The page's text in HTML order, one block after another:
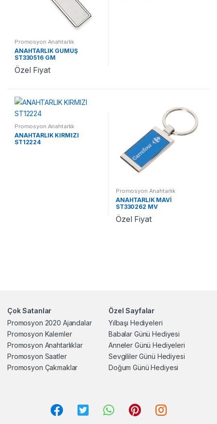
Promosyon Anahtarlık
ANAHTARLIK GÜMÜŞ
ST330516 GM
Özel Fiyat
Promosyon Anahtarlık
ANAHTARLIK KIRMIZI
ST12224
Promosyon Anahtarlık
ANAHTARLIK MAVİ
ST330262 MV
Özel Fiyat
Çok Satanlar
Promosyon 2020 Ajandalar
Promosyon Kalemler
Promosyon Anahtarlıklar
Promosyon Saatler
Promosyon Çakmaklar
Özel Sayfalar
Yılbaşı Hediyeleri
Babalar Günü Hediyesi
Anneler Günü Hediyeleri
Sevgililer Günü Hediyesi
Doğum Günü Hediyesi